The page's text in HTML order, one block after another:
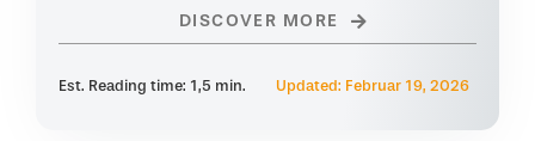
DISCOVER MORE
Est. Reading time: 1,5 min. Updated: Februar 19, 2026